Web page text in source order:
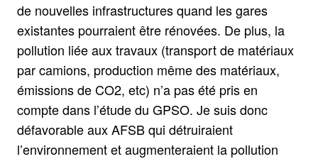
de nouvelles infrastructures quand les gares
existantes pourraient être rénovées. De plus, la
pollution liée aux travaux (transport de matériaux
par camions, production même des matériaux,
émissions de CO2, etc) n’a pas été pris en
compte dans l’étude du GPSO. Je suis donc
défavorable aux AFSB qui détruiraient
l’environnement et augmenteraient la pollution